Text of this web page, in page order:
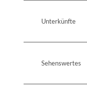
Unterkünfte
Sehenswertes